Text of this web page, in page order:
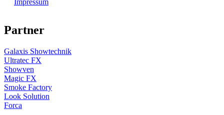
Impressum
Partner
Galaxis Showtechnik
Ultratec FX
Showven
Magic FX
Smoke Factory
Look Solution
Forca